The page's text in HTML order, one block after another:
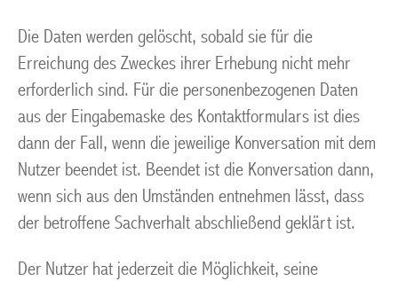
Die Daten werden gelöscht, sobald sie für die
Erreichung des Zweckes ihrer Erhebung nicht mehr
erforderlich sind. Für die personenbezogenen Daten
aus der Eingabemaske des Kontaktformulars ist dies
dann der Fall, wenn die jeweilige Konversation mit dem
Nutzer beendet ist. Beendet ist die Konversation dann,
wenn sich aus den Umständen entnehmen lässt, dass
der betroffene Sachverhalt abschließend geklärt ist.
Der Nutzer hat jederzeit die Möglichkeit, seine